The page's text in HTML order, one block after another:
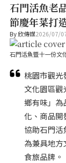
石門活魚老
節慶年菜打
By欣傳媒2026/07/
石門活魚暨十一份文
桃園市觀光
文化園區觀
鄉有味」為
化、商品開
協助石門活
為兼具地
食旅品牌。